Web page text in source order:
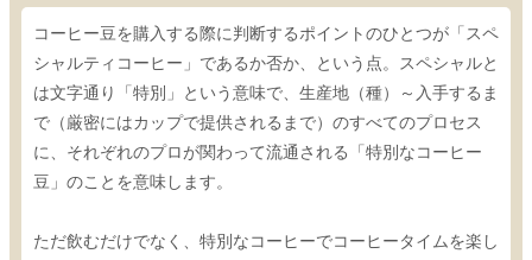
コーヒー豆を購入する際に判断するポイントのひとつが「スペ
シャルティコーヒー」であるか否か、という点。スペシャルと
は文字通り「特別」という意味で、生産地（種）～入手するま
で（厳密にはカップで提供されるまで）のすべてのプロセス
に、それぞれのプロが関わって流通される「特別なコーヒー
豆」のことを意味します。
ただ飲むだけでなく、特別なコーヒーでコーヒータイムを楽し